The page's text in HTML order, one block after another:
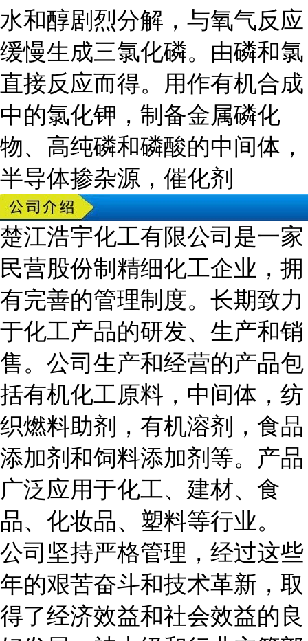
水和醇剧烈分解，与氧气反应
缓慢生成三氯化磷。由磷和氯
直接反应而得。用作有机合成
中的氯化钾，制备金属磷化
物、高纯磷和磷酸的中间体，
半导体掺杂源，催化剂
楚江浩宇化工有限公司是一家
民营股份制精细化工企业，拥
有完善的管理制度。长期致力
于化工产品的研发、生产和销
售。公司生产和经营的产品包
括有机化工原料，中间体，纺
织燃料助剂，有机溶剂，食品
添加剂和饲料添加剂等。产品
广泛应用于化工、建材、食
品、化妆品、塑料等行业。
公司坚持严格管理，经过这些
年的艰苦奋斗和技术革新，取
得了经济效益和社会效益的良